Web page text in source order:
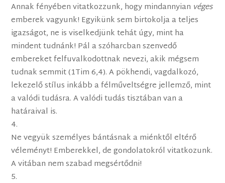
Annak fényében vitatkozzunk, hogy mindannyian véges
emberek vagyunk! Egyikünk sem birtokolja a teljes
igazságot, ne is viselkedjünk tehát úgy, mint ha
mindent tudnánk! Pál a szóharcban szenvedő
embereket felfuvalkodottnak nevezi, akik mégsem
tudnak semmit (1Tim 6,4). A pökhendi, vagdalkozó,
lekezelő stílus inkább a félműveltségre jellemző, mint
a valódi tudásra. A valódi tudás tisztában van a
határaival is.
Ne vegyük személyes bántásnak a miénktől eltérő
véleményt! Emberekkel, de gondolatokról vitatkozunk.
A vitában nem szabad megsértődni!